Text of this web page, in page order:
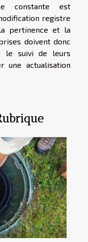
constante est
registre
pertinence et la
doivent donc
le suivi de leurs
une actualisation